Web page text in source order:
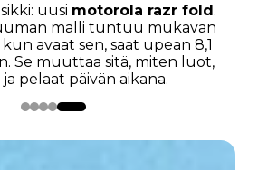
uusi motorola razr fold.
malli tuntuu mukavan
avaat sen, saat upean 8,1
Se muuttaa sitä, miten luot,
pelaat päivän aikana.